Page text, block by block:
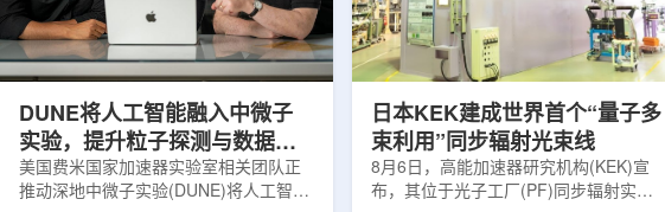
DUNE将人工智能融入中微子
实验，提升粒子探测与数据处
理能力
美国费米国家加速器实验室相关团队正
推动深地中微子实验(DUNE)将人工智能
日本KEK建成世界首个“量子多
束利用”同步辐射光束线
8月6日，高能加速器研究机构(KEK)宣
布，其位于光子工厂(PF)同步辐射实验